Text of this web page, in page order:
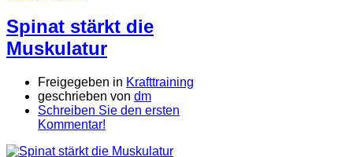
Spinat stärkt die
Muskulatur
Freigegeben in Krafttraining
geschrieben von dm
Schreiben Sie den ersten
Kommentar!